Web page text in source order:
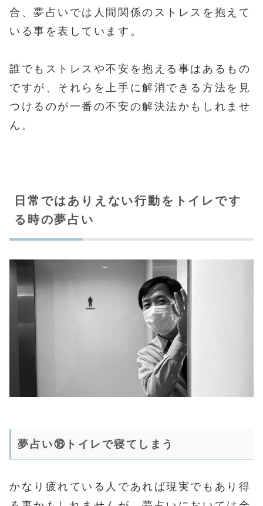
合、夢占いでは人間関係のストレスを抱えて
いる事を表しています。
誰でもストレスや不安を抱える事はあるもの
ですが、それらを上手に解消できる方法を見
つけるのが一番の不安の解決法かもしれませ
ん。
日常ではありえない行動をトイレです
る時の夢占い
夢占い⑱トイレで寝てしまう
かなり疲れている人であれば現実でもあり得